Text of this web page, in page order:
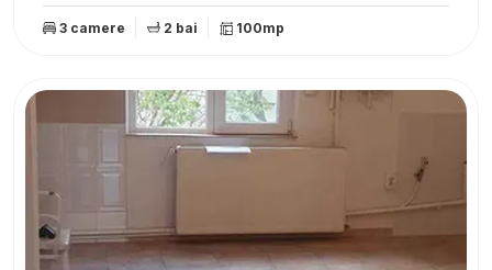
3 camere 2 bai 100mp